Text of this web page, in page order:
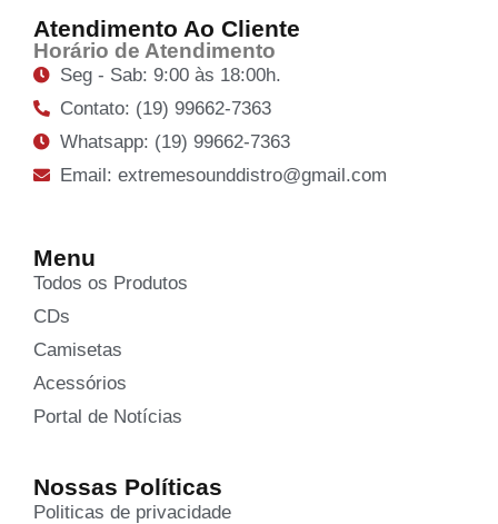
Atendimento Ao Cliente
Horário de Atendimento
Seg - Sab: 9:00 às 18:00h.
Contato: (19) 99662-7363
Whatsapp: (19) 99662-7363
Email: extremesounddistro@gmail.com
Menu
Todos os Produtos
CDs
Camisetas
Acessórios
Portal de Notícias
Nossas Políticas
Politicas de privacidade